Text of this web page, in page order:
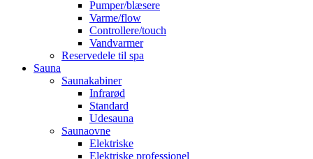
Pumper/blæsere
Varme/flow
Controllere/touch
Vandvarmer
Reservedele til spa
Sauna
Saunakabiner
Infrarød
Standard
Udesauna
Saunaovne
Elektriske
Elektriske professionel